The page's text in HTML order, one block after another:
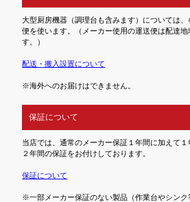
大型厨房機器（調理台も含みます）については
便を使います。（メーカー使用の運送便は配達地
す。）
配送・搬入設置について
※海外へのお届けはできません。
保証について
当店では、通常のメーカー保証１年間に加えて
２年間の保証をお付けしております。
保証について
※一部メーカー保証のない製品（作業台やシンク